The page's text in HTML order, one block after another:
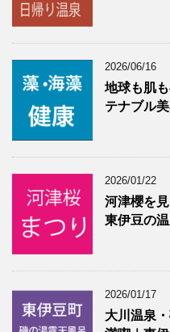
2026/06/16
地球も肌
テナブル
2026/01/22
河津櫻を
東伊豆の
2026/01/17
大川温泉